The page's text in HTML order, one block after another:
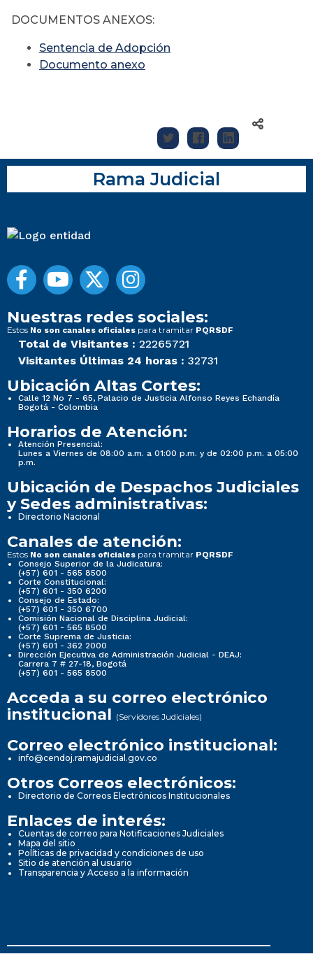
DOCUMENTOS ANEXOS:
Sentencia de Adopción
Documento anexo
Rama Judicial
Nuestras redes sociales:
Estos No son canales oficiales para tramitar PQRSDF
Total de Visitantes : 22265721
Visitantes Últimas 24 horas : 32731
Ubicación Altas Cortes:
Calle 12 No 7 - 65, Palacio de Justicia Alfonso Reyes Echandía
Bogotá - Colombia
Horarios de Atención:
Atención Presencial:
Lunes a Viernes de 08:00 a.m. a 01:00 p.m. y de 02:00 p.m. a 05:00
p.m.
Ubicación de Despachos Judiciales
y Sedes administrativas:
Directorio Nacional
Canales de atención:
Estos No son canales oficiales para tramitar PQRSDF
Consejo Superior de la Judicatura:
(+57) 601 - 565 8500
Corte Constitucional:
(+57) 601 - 350 6200
Consejo de Estado:
(+57) 601 - 350 6700
Comisión Nacional de Disciplina Judicial:
(+57) 601 - 565 8500
Corte Suprema de Justicia:
(+57) 601 - 362 2000
Dirección Ejecutiva de Administración Judicial - DEAJ:
Carrera 7 # 27-18, Bogotá
(+57) 601 - 565 8500
Acceda a su correo electrónico
institucional (Servidores Judiciales)
Correo electrónico institucional:
info@cendoj.ramajudicial.gov.co
Otros Correos electrónicos:
Directorio de Correos Electrónicos Institucionales
Enlaces de interés:
Cuentas de correo para Notificaciones Judiciales
Mapa del sitio
Políticas de privacidad y condiciones de uso
Sitio de atención al usuario
Transparencia y Acceso a la información